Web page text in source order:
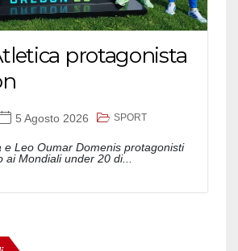
protagonista
5 Agosto 2026 SPORT
e Leo Oumar Domenis protagonisti
ai Mondiali under 20 di...